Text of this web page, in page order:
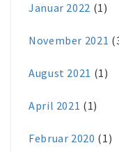
Januar 2022 (1)
November 2021
August 2021 (1)
April 2021 (1)
Februar 2020 (1)